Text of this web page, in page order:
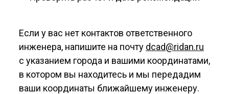
Если у вас нет контактов ответственного
инженера, напишите на почту dcad@ridan.ru
с указанием города и вашими координатами,
в котором вы находитесь и мы передадим
ваши координаты ближайшему инженеру.